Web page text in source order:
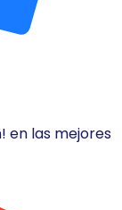
en las mejores